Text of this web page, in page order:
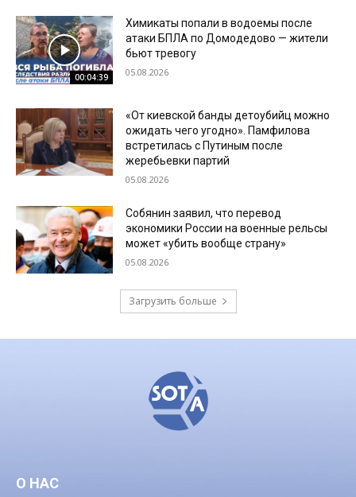
00:04:39
Химикаты попали в водоемы после
атаки БПЛА по Домодедово — жители
бьют тревогу
05.08.2026
«От киевской банды детоубийц можно
ожидать чего угодно». Памфилова
встретилась с Путиным после
жеребьевки партий
05.08.2026
Собянин заявил, что перевод
экономики России на военные рельсы
может «убить вообще страну»
05.08.2026
Загрузить больше
О НАС